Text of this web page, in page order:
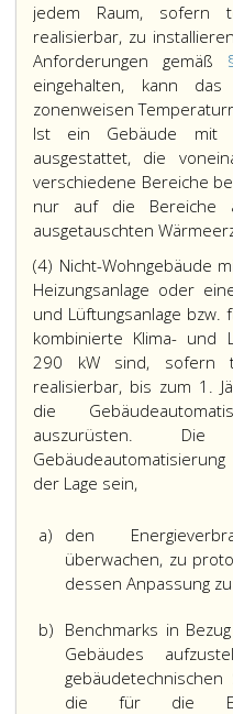
jedem Raum, sofern
realisierbar, zu
Anforderungen gemäß
eingehalten, kann
zonenweisen
Ist ein Gebäude mit
ausgestattet, die
verschiedene Bereiche
nur auf die Bereiche
ausgetauschten
(4) Nicht-Wohngebäude
Heizungsanlage oder
und Lüftungsanlage bzw.
kombinierte Klima- und
290 kW sind, sofern
realisierbar, bis zum 1.
die
auszurüsten.
der Lage sein,
a)
den
überwachen, zu
dessen Anpassung
b) Benchmarks in
Gebäudes
die für die